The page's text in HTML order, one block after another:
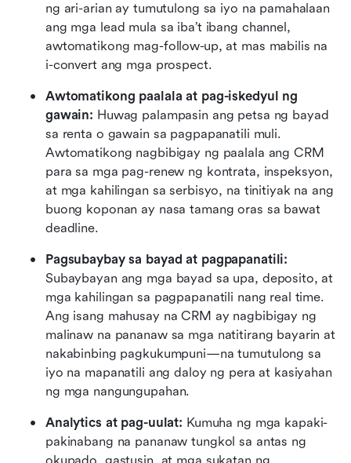
ng ari-arian ay tumutulong sa iyo na pamahalaan
ang mga lead mula sa iba’t ibang channel,
awtomatikong mag-follow-up, at mas mabilis na
i-convert ang mga prospect.
Awtomatikong paalala at pag-iskedyul ng
gawain: Huwag palampasin ang petsa ng bayad
sa renta o gawain sa pagpapanatili muli.
Awtomatikong nagbibigay ng paalala ang CRM
para sa mga pag-renew ng kontrata, inspeksyon,
at mga kahilingan sa serbisyo, na tinitiyak na ang
buong koponan ay nasa tamang oras sa bawat
deadline.
Pagsubaybay sa bayad at pagpapanatili:
Subaybayan ang mga bayad sa upa, deposito, at
mga kahilingan sa pagpapanatili nang real time.
Ang isang mahusay na CRM ay nagbibigay ng
malinaw na pananaw sa mga natitirang bayarin at
nakabinbing pagkukumpuni—na tumutulong sa
iyo na mapanatili ang daloy ng pera at kasiyahan
ng mga nangungupahan.
Analytics at pag-uulat: Kumuha ng mga kapaki-
pakinabang na pananaw tungkol sa antas ng